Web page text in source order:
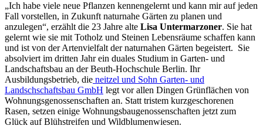
„Ich habe viele neue Pflanzen kennengelernt und kann mir auf jeden
Fall vorstellen, in Zukunft naturnahe Gärten zu planen und
anzulegen“, erzählt die 23 Jahre alte Lisa Untermarzoner. Sie hat
gelernt wie sie mit Totholz und Steinen Lebensräume schaffen kann
und ist von der Artenvielfalt der naturnahen Gärten begeistert. Sie
absolviert im dritten Jahr ein duales Studium in Garten- und
Landschaftsbau an der Beuth-Hochschule Berlin. Ihr
Ausbildungsbetrieb, die neitzel und Sohn Garten- und
Landschschaftsbau GmbH legt vor allen Dingen Grünflächen von
Wohnungsgenossenschaften an. Statt tristem kurzgeschorenen
Rasen, setzen einige Wohnungsbaugenossenschaften jetzt zum
Glück auf Blühstreifen und Wildblumenwiesen.